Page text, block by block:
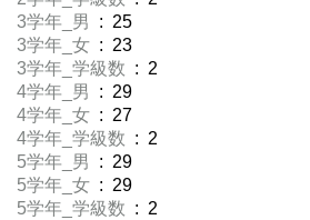
3学年_男
: 25
3学年_女 : 23
3学年_学級数 : 2
4学年_男
: 29
4学年_女 : 27
4学年_学級数 : 2
5学年_男
: 29
5学年_女 : 29
5学年_学級数 : 2